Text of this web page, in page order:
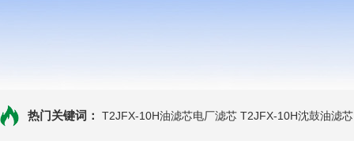
热门关键词： T2JFX-10H油滤芯电厂滤芯 T2JFX-10H沈鼓油滤芯